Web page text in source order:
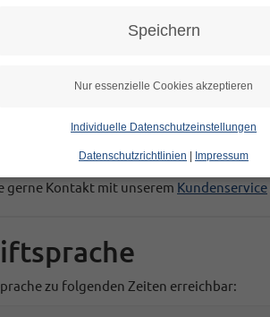
unserer Relay-Dienste? Dann senden
gerne Kontakt mit unserem Kundenservice
zu folgenden Zeiten erreichbar:
Speichern
Nur essenzielle Cookies akzeptieren
Individuelle Datenschutzeinstellungen
Datenschutzrichtlinien Impressum